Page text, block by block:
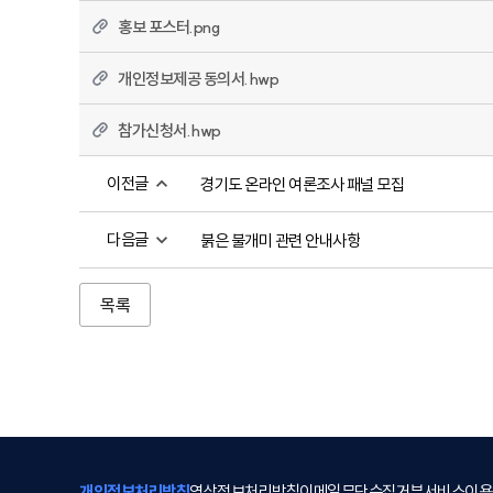
홍보 포스터.png
개인정보제공 동의서.hwp
참가신청서.hwp
이전글 경기도 온라인 여론조사 패널 모집
다음글 붉은 불개미 관련 안내사항
목록